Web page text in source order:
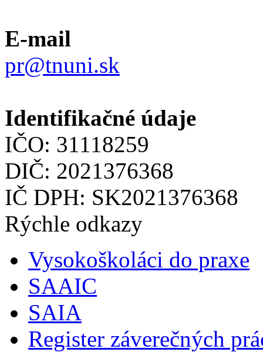
E-mail
pr@tnuni.sk
Identifikačné údaje
IČO: 31118259
DIČ: 2021376368
IČ DPH: SK2021376368
Rýchle odkazy
Vysokoškoláci do praxe
SAAIC
SAIA
Register záverečných